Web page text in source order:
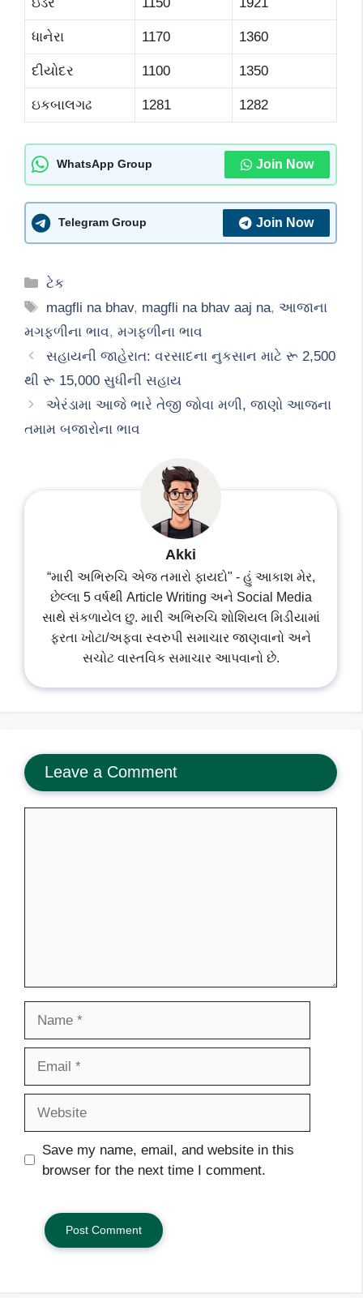
ધાનેરા 1170 1360
દીયોદર 1100 1350
ઇકબાલગઢ 1281 1282
WhatsApp Group Join Now
Telegram Group Join Now
Categories
ટેક
Tags
magfli na bhav, magfli na bhav aaj na,આજાના
મગફળીના ભાવ, મગફળીના ભાવ
સહાયની જાહેરાત: વરસાદના નુકસાન માટે રૂ 2,500
થી રૂ 15,000 સુધીની સહાય
એરંડામા આજે ભારે તેજી જોવા મળી, જાણો આજના
તમામ બજારોના ભાવ
Akki
“મારી અભિરુચિ એજ તમારો ફાયદો" - હું આકાશ મેર,
છેલ્લા 5 વર્ષથી Article Writing અને Social Media
સાથે સંકળાયેલ છુ. મારી અભિરુચિ શોશિયલ મિડીયામાં
ફરતા ખોટા/અફવા સ્વરુપી સમાચાર જાણવાનો અને
સચોટ વાસ્તવિક સમાચાર આપવાનો છે.
Leave a Comment
Save my name, email, and website in this
browser for the next time I comment.